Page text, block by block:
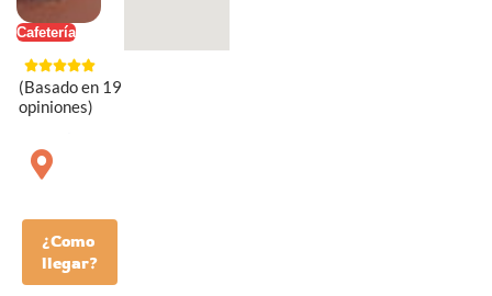
Cafetería
(Basado en 19
opiniones)
¿Como
llegar?